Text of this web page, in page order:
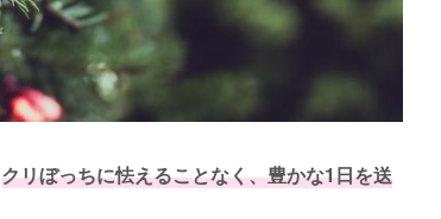
クリぼっちに怯えることなく、豊かな1日を送